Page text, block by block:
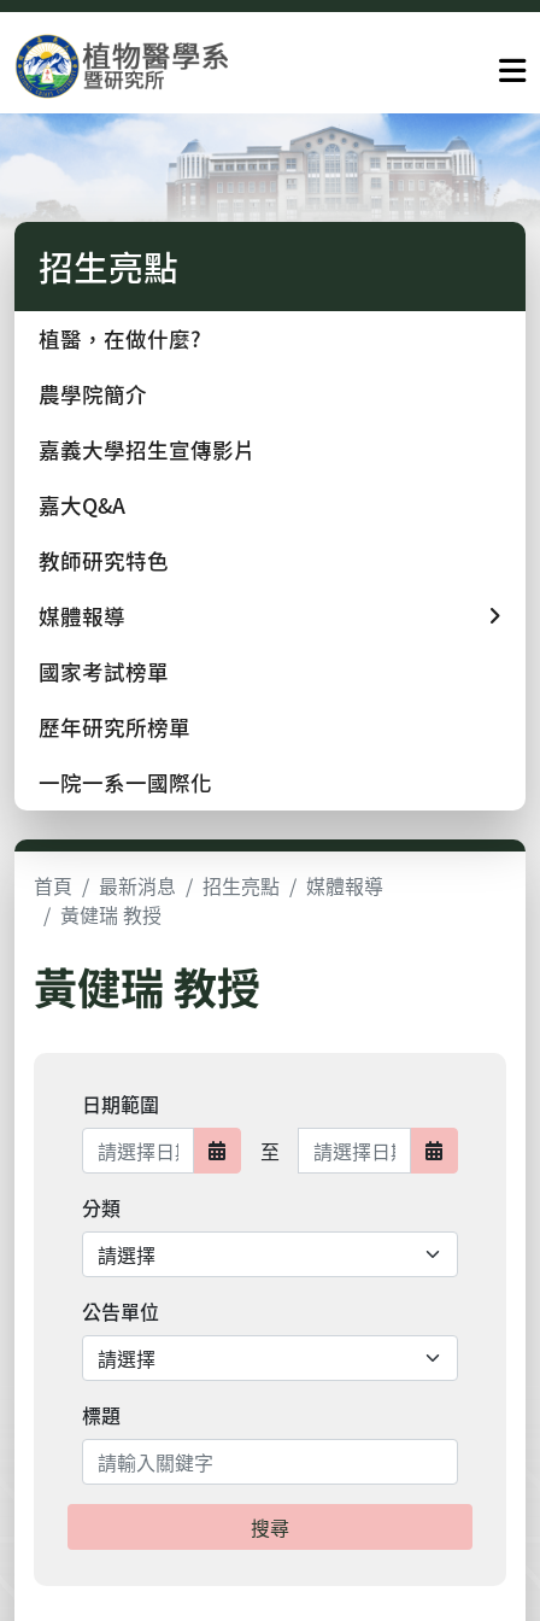
招生亮點
植醫，在做什麼?
農學院簡介
嘉義大學招生宣傳影片
嘉大Q&A
教師研究特色
媒體報導
國家考試榜單
歷年研究所榜單
一院一系一國際化
首頁 最新消息 招生亮點
媒體報導
黃健瑞 教授
黃健瑞 教授
日期範圍
日期範圍開始
至 日期範圍結束 日期範圍
分類
公告單位
標題
搜尋